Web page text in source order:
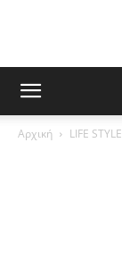
Αρχική LIFE STYLE